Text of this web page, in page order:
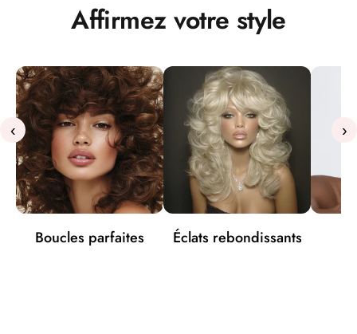
Affirmez votre style
‹
Boucles parfaites Éclats rebondissants
›